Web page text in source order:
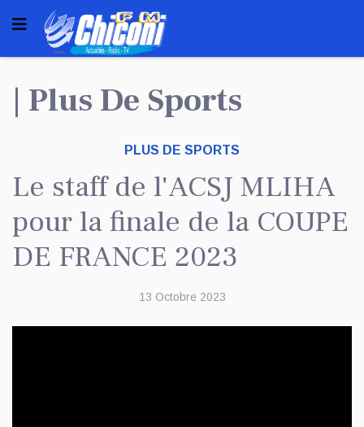
| Plus De Sports
PLUS DE SPORTS
Le staff de l'ACSJ MLIHA
pour la finale de la COUPE
DE FRANCE 2023
13 Octobre 2023